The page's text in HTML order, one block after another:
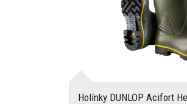
Holínky DUNLOP Acifort